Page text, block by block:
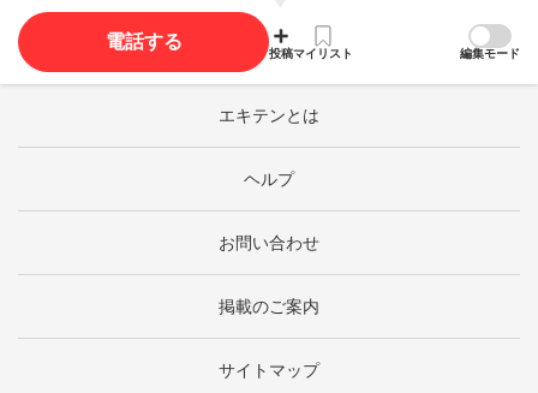
電話する
投稿マイリスト 編集モード
エキテンとは
ヘルプ
お問い合わせ
掲載のご案内
サイトマップ